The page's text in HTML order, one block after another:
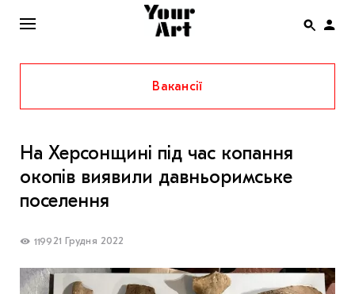
ENG
НОВИНИ
АФІША
ІНТЕРВ’Ю
СПЕЦПРОЄКТИ
Вакансії
На Херсонщині під час копання
окопів виявили давньоримське
поселення
1199 21 Грудня 2022